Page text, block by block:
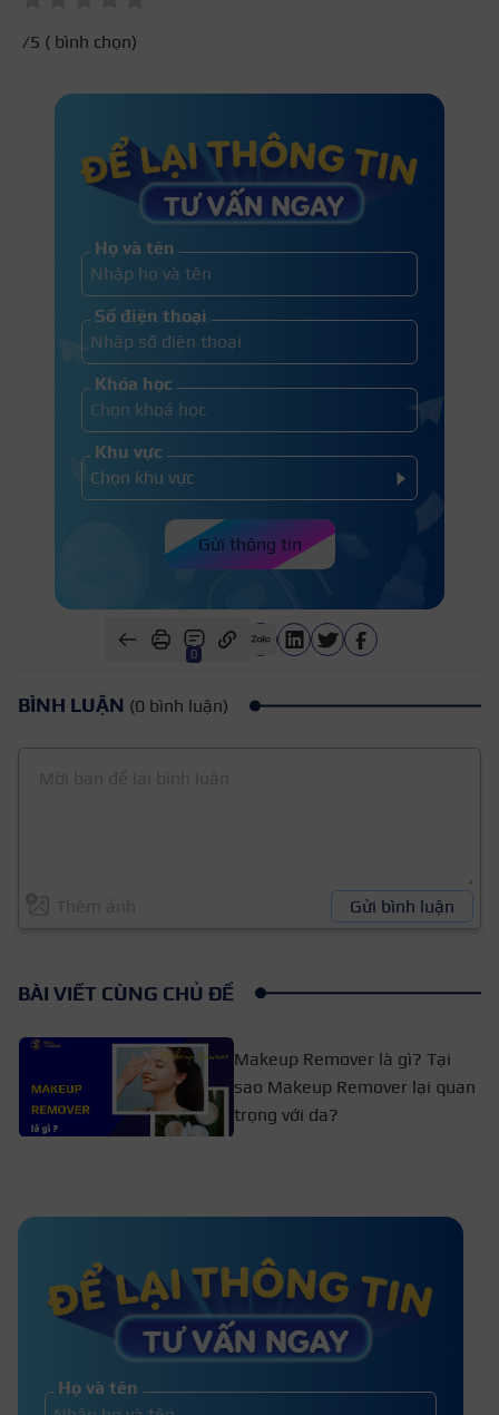
/5 ( bình chọn)
Họ và tên
Số điện thoại
Khóa học
Khu vực
Gửi thông tin
0
BÌNH LUẬN (0 bình luận)
Gửi bình luận
BÀI VIẾT CÙNG CHỦ ĐỀ
Makeup Remover là gì? Tại
sao Makeup Remover lại quan
trọng với da?
Mắt khói là gì? Cách trang điểm
mắt khói cho bạn gái
Họ và tên